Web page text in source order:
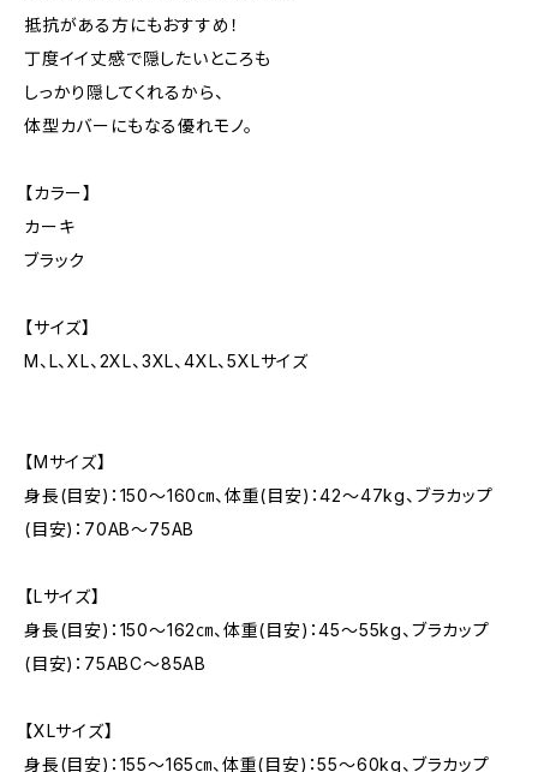
抵抗がある方にもおすすめ！
丁度イイ丈感で隠したいところも
しっかり隠してくれるから、
体型カバーにもなる優れモノ。
【カラー】
カーキ
ブラック
【サイズ】
M、L、XL、2XL、3XL、4XL、5XLサイズ
【Mサイズ】
身長(目安)：150〜160㎝、体重(目安)：42〜47kg、ブラカップ
(目安)：70AB〜75AB
【Lサイズ】
身長(目安)：150〜162㎝、体重(目安)：45〜55kg、ブラカップ
(目安)：75ABC〜85AB
【XLサイズ】
身長(目安)：155〜165㎝、体重(目安)：55〜60kg、ブラカップ